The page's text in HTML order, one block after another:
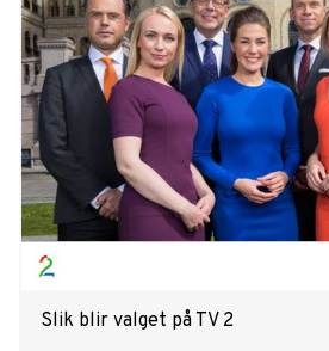
Slik blir valget på TV 2